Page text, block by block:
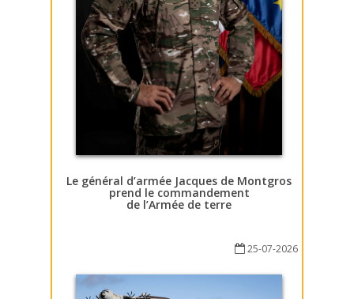
Le général d’armée Jacques de Montgros
prend le commandement
de l’Armée de terre
25-07-2026